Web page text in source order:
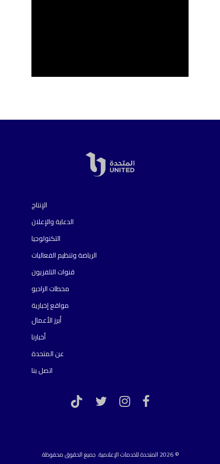
الإنتاج
الدعاية والإعلان
التكنولوجيا
الرياضة وتنظيم الفعاليات
قنوات التلفزيون
محطات الراديو
مواقع إخبارية
أبرز الأعمال
أخبارنا
عن المتحدة
اتصل بنا
facebook
instagram
twitter
TikTok
© 2026 المتحدة للخدمات الإعلامية. جميع الحقوق محفوظة.